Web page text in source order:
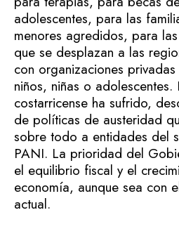
adolescentes, para las
menores agredidos, para
que se desplazan a las
con organizaciones
niños, niñas o
costarricense ha sufrido,
de políticas de austeridad
sobre todo a entidades del
PANI. La prioridad del
el equilibrio fiscal y el
economía, aunque sea con
actual.